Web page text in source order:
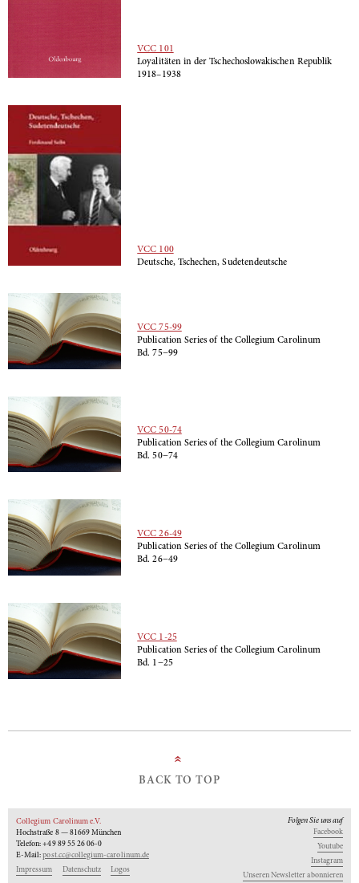
VCC 101
Loyalitäten in der Tschechoslowakischen Republik
1918–1938
VCC 100
Deutsche, Tschechen, Sudetendeutsche
VCC 75-99
Publication Series of the Collegium Carolinum
Bd. 75−99
VCC 50-74
Publication Series of the Collegium Carolinum
Bd. 50−74
VCC 26-49
Publication Series of the Collegium Carolinum
Bd. 26−49
VCC 1-25
Publication Series of the Collegium Carolinum
Bd. 1−25
»
BACK TO TOP
Collegium Carolinum e.V.
Hochstraße 8 — 81669 München
Telefon: +49 89 55 26 06-0
E-Mail:post.cc@collegium-carolinum.de
Impressum
Datenschutz Logos
Folgen Sie uns auf
Facebook
Youtube
Instagram
Unseren Newsletter abonnieren